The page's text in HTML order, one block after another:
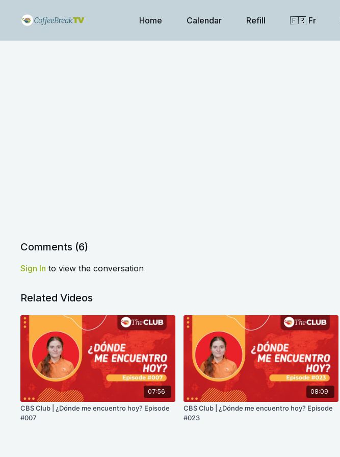
Home Calendar Refill 🇫🇷 Fr
Comments (6)
Sign In to view the conversation
Related Videos
07:56
CBS Club | ¿Dónde me encuentro hoy? Episode
#007
08:09
CBS Club | ¿Dónde me encuentro hoy? Episode
#023